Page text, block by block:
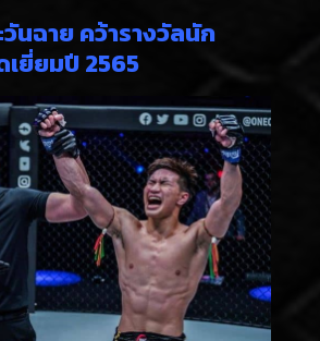
นฉาย คว้ารางวัลนัก
ยี่ยมปี 2565